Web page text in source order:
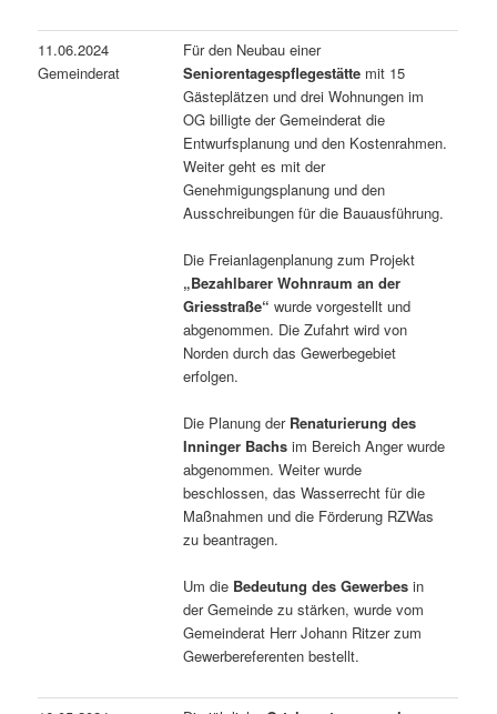
11.06.2024
Gemeinderat
Für den Neubau einer
Seniorentagespflegestätte mit 15
Gästeplätzen und drei Wohnungen im
OG billigte der Gemeinderat die
Entwurfsplanung und den Kostenrahmen.
Weiter geht es mit der
Genehmigungsplanung und den
Ausschreibungen für die Bauausführung.
Die Freianlagenplanung zum Projekt
„Bezahlbarer Wohnraum an der
Griesstraße“ wurde vorgestellt und
abgenommen. Die Zufahrt wird von
Norden durch das Gewerbegebiet
erfolgen.
Die Planung der Renaturierung des
Inninger Bachs im Bereich Anger wurde
abgenommen. Weiter wurde
beschlossen, das Wasserrecht für die
Maßnahmen und die Förderung RZWas
zu beantragen.
Um die Bedeutung des Gewerbes in
der Gemeinde zu stärken, wurde vom
Gemeinderat Herr Johann Ritzer zum
Gewerbereferenten bestellt.